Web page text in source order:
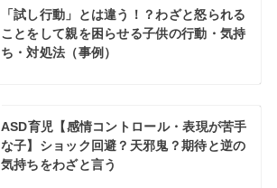
「試し行動」とは違う！？わざと怒られる
ことをして親を困らせる子供の行動・気持
ち・対処法（事例）
ASD育児【感情コントロール・表現が苦手
な子】ショック回避？天邪鬼？期待と逆の
気持ちをわざと言う